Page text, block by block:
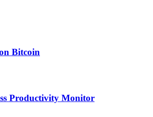
Bitcoin
Productivity Monitor